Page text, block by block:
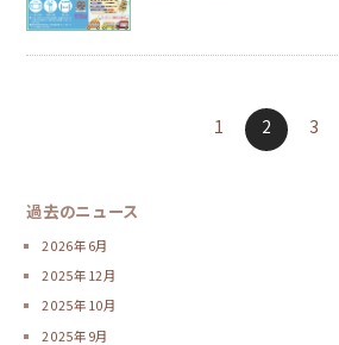
1 2 3
過去のニュース
2026年6月
2025年12月
2025年10月
2025年9月